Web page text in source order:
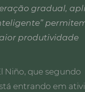
gradual,
produtividade
Niño, que segundo
entrando em